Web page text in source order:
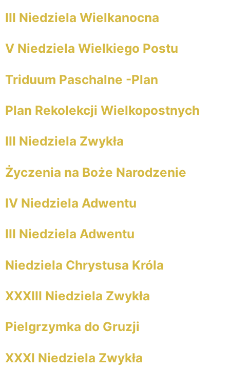
III Niedziela Wielkanocna
V Niedziela Wielkiego Postu
Triduum Paschalne -Plan
Plan Rekolekcji Wielkopostnych
III Niedziela Zwykła
Życzenia na Boże Narodzenie
IV Niedziela Adwentu
III Niedziela Adwentu
Niedziela Chrystusa Króla
XXXIII Niedziela Zwykła
Pielgrzymka do Gruzji
XXXI Niedziela Zwykła